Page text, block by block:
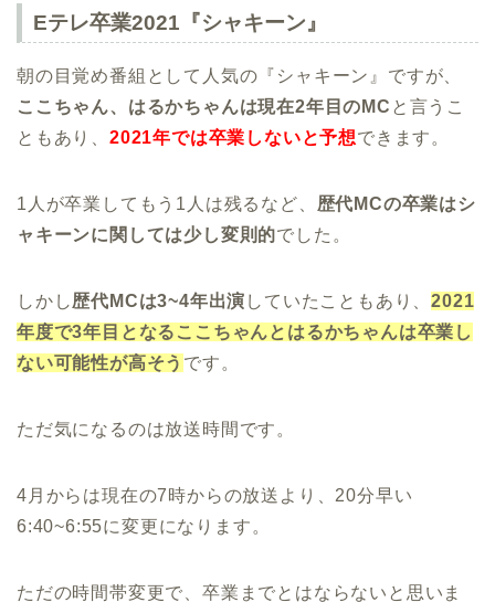
Eテレ卒業2021『シャキーン』
朝の目覚め番組として人気の『シャキーン』ですが、
ここちゃん、はるかちゃんは現在2年目のMC と言うこ
ともあり、 2021年では卒業しないと予想できます。
1人が卒業してもう1人は残るなど、 歴代MCの卒業はシ
ャキーンに関しては少し変則的でした。
しかし歴代MCは3~4年出演 していたこともあり、2021
年度で3年目となるここちゃんとはるかちゃんは卒業し
ない可能性が高そう です。
ただ気になるのは放送時間です。
4月からは現在の7時からの放送より、20分早い
6:40~6:55に変更になります。
ただの時間帯変更で、卒業までとはならないと思いま